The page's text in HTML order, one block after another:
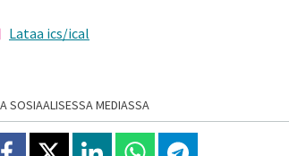
Lataa ics/ical
SOSIAALISESSA MEDIASSA